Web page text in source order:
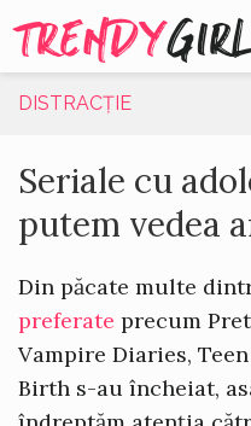
TRENDY
DISTRACȚIE
Seriale cu
putem vedea
Din păcate multe
preferate precum
Vampire Diaries,
Birth s-au încheiat,